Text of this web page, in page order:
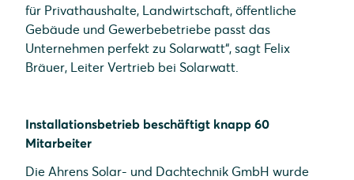
für Privathaushalte, Landwirtschaft, öffentliche
Gebäude und Gewerbebetriebe passt das
Unternehmen perfekt zu Solarwatt“, sagt Felix
Bräuer, Leiter Vertrieb bei Solarwatt.
Installationsbetrieb beschäftigt knapp 60
Mitarbeiter
Die Ahrens Solar- und Dachtechnik GmbH wurde